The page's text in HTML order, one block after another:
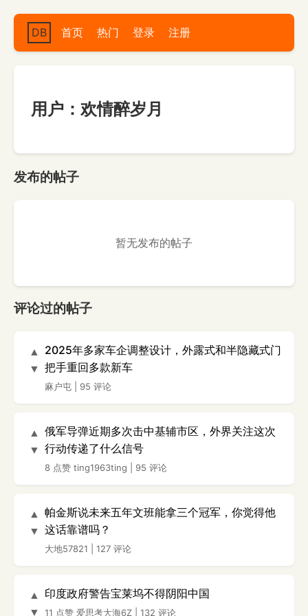
DB 首页 热门 登录 注册
用户：欢情醉岁月
发布的帖子
暂无发布的帖子
评论过的帖子
▲
▼
2025年多家车企调整设计，外露式和半隐藏式门
把手重回多款新车
麻户屯 95 评论
▲
▼
俄军导弹近期多次击中基辅市区，外界关注这次
行动传递了什么信号
8 点赞 ting1963ting 95 评论
▲
▼
帕金斯说未来五年文班能拿三个冠军，你觉得他
这话靠谱吗？
大地57821 127 评论
▲
▼
印度政府警告宝莱坞不得阴阳中国
11 点赞 爱思考大海6Z 132 评论